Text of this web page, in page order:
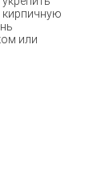
кирпичную
или